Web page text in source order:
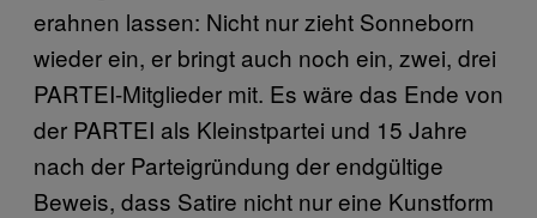
erahnen lassen: Nicht nur zieht Sonneborn
wieder ein, er bringt auch noch ein, zwei, drei
PARTEI-Mitglieder mit. Es wäre das Ende von
der PARTEI als Kleinstpartei und 15 Jahre
nach der Parteigründung der endgültige
Beweis, dass Satire nicht nur eine Kunstform